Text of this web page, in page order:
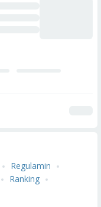
Regulamin
Ranking